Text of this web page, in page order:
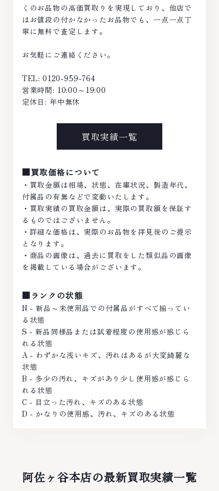
くのお品物の高価買取りを実現しており、他店で
はお値段の付かなかったお品物でも、一点一点丁
寧に無料で査定します。
お気軽にご連絡ください。
TEL: 0120-959-764
営業時間: 10:00～19:00
定休日: 年中無休
買取実績一覧
■買取価格について
・買取金額は相場、状態、在庫状況、製造年代、
付属品の有無などで変動いたします。
・買取実績の買取金額は、実際の買取額を保証す
るものではございません。
・詳細な価格は、実際のお品物を拝見後のご提示
となります。
・商品の画像は、過去に買取をした類似品の画像
を掲載している場合がございます。
■ランクの状態
N - 新品～未使用品での付属品がすべて揃ってい
る状態
S - 新品同様品または試着程度の使用感が感じら
れる状態
A - わずかな浅いキズ、汚れはあるが大変綺麗な
状態
B - 多少の汚れ、キズがあり少し使用感が感じら
れる状態
C - 目立った汚れ、キズのある状態
D - かなりの使用感、汚れ、キズのある状態
阿佐ヶ谷本店の最新買取実績一覧